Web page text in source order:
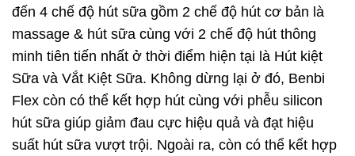
đến 4 chế độ hút sữa gồm 2 chế độ hút cơ bản là
massage & hút sữa cùng với 2 chế độ hút thông
minh tiên tiến nhất ở thời điểm hiện tại là Hút kiệt
Sữa và Vắt Kiệt Sữa. Không dừng lại ở đó, Benbi
Flex còn có thể kết hợp hút cùng với phễu silicon
hút sữa giúp giảm đau cực hiệu quả và đạt hiệu
suất hút sữa vượt trội. Ngoài ra, còn có thể kết hợp